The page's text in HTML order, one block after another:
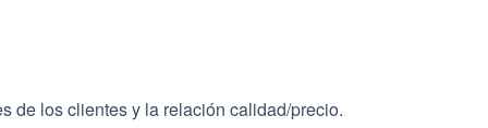
de los clientes y la relación calidad/precio.